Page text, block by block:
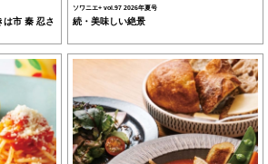
は市 秦 忍さ
ソワニエ+ vol.97 2026年夏号
続・美味しい絶景